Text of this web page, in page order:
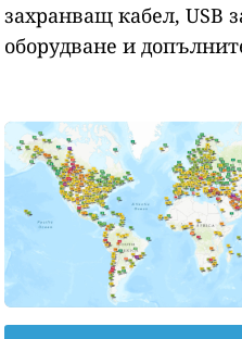
захранващ кабел, USB
оборудване и